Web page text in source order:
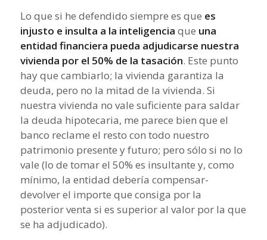
Lo que si he defendido siempre es que es
injusto e insulta a la inteligencia que una
entidad financiera pueda adjudicarse nuestra
vivienda por el 50% de la tasación. Este punto
hay que cambiarlo; la vivienda garantiza la
deuda, pero no la mitad de la vivienda. Si
nuestra vivienda no vale suficiente para saldar
la deuda hipotecaria, me parece bien que el
banco reclame el resto con todo nuestro
patrimonio presente y futuro; pero sólo si no lo
vale (lo de tomar el 50% es insultante y, como
mínimo, la entidad debería compensar-
devolver el importe que consiga por la
posterior venta si es superior al valor por la que
se ha adjudicado).